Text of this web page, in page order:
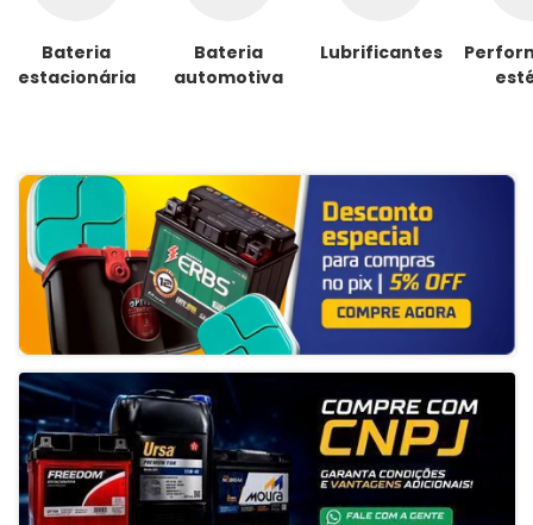
Bateria
estacionária
Bateria
automotiva
Lubrificantes